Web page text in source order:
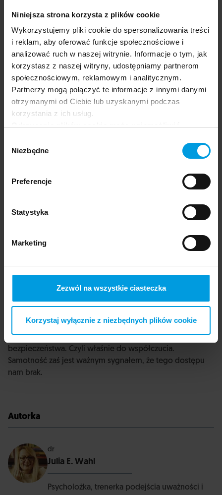
Niniejsza strona korzysta z plików cookie
Wykorzystujemy pliki cookie do spersonalizowania treści
i reklam, aby oferować funkcje społecznościowe i
analizować ruch w naszej witrynie. Informacje o tym, jak
korzystasz z naszej witryny, udostępniamy partnerom
społecznościowym, reklamowym i analitycznym.
Partnerzy mogą połączyć te informacje z innymi danymi
otrzymanymi od Ciebie lub uzyskanymi podczas
korzystania z ich usług.
oferowanych na naszej stronie, w tym m.in. z
zgody
Niezbędne
Preferencje
Statystyka
Marketing
Zezwól na wszystkie ciasteczka
Korzystaj wyłącznie z niezbędnych plików cookie
ważne, a mianowicie współpraca ze sobą nawzajem,
zwłaszcza w obliczu trudności.
Współczucie z perspektywy
ewolucyjnej
I tutaj dochodzimy do tematu współczucia, które
podobnie jak samotność jest produktem ewolucji. Jest
się do zauważenia trudności u siebie lub drugiej osoby, a
cierpieniem. Nie jest jakimś ckliwym, sentymentalnym
odczuciem. Jest przede wszystkim zachowaniem
współpracownicy (2021): „…Ludzie są zasadniczo istotami
społecznymi, które pragną więzi społecznych. Wyniki
[badań] podkreślają i potwierdzają, że samotność nie jest
równoważna z izolacją społeczną, a bezpieczeństwo
Pamiętajmy zatem, że jeżeli chcemy dosłownie przetrwać,
dziedzictwa wspierania siebie nawzajem, udzielania
pomocy, poczucia fizycznego i emocjonalnego
bezpieczeństwa. Czyli właśnie do współczucia.
Samotność zaś jest ważnym sygnałem, że tego dostępu
nam brak.
Autorka
dr
Julia E. Wahl
Psycholożka, trenerka podejścia uważności i